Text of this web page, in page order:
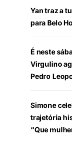
Yan traz a
para Belo
É neste
Virgulino
Pedro
Simone
trajetória
“Que